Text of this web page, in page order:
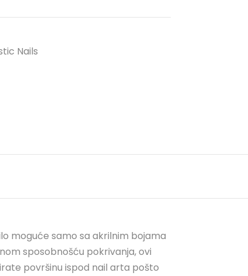
Nails
moguće samo sa akrilnim bojama
sposobnošću pokrivanja, ovi
površinu ispod nail arta pošto